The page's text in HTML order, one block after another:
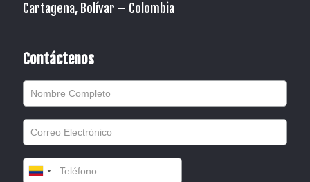
Cartagena, Bolívar – Colombia
Contáctenos